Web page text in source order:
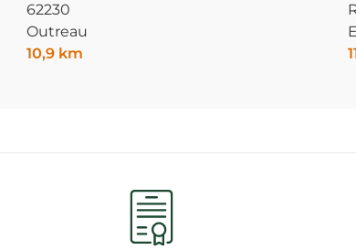
62230
Outreau
10,9 km